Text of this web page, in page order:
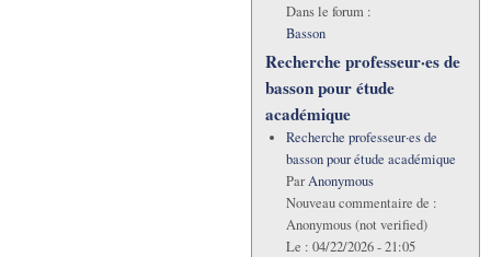
Dans le forum :
Basson
Recherche professeur·es de
basson pour étude
académique
Recherche professeur·es de
basson pour étude académique
ParAnonymous
Nouveau commentaire de :
Anonymous (not verified)
Le : 04/22/2026 - 21:05